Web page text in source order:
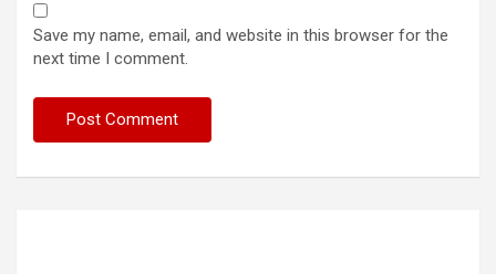
Save my name, email, and website in this browser for the
next time I comment.